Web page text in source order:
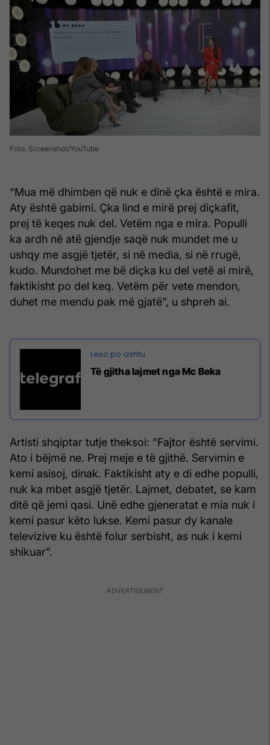
Foto: Screenshot/YouTube
“Mua më dhimben që nuk e dinë çka është e mira.
Aty është gabimi. Çka lind e mirë prej diçkafit,
prej të keqes nuk del. Vetëm nga e mira. Populli
ka ardh në atë gjendje saqë nuk mundet me u
ushqy me asgjë tjetër, si në media, si në rrugë,
kudo. Mundohet me bë diçka ku del vetë ai mirë,
faktikisht po del keq. Vetëm për vete mendon,
duhet me mendu pak më gjatë”, u shpreh ai.
Të gjitha lajmet nga Mc Beka
Artisti shqiptar tutje theksoi: “Fajtor është servimi.
Ato i bëjmë ne. Prej meje e të gjithë. Servimin e
kemi asisoj, dinak. Faktikisht aty e di edhe populli,
nuk ka mbet asgjë tjetër. Lajmet, debatet, se kam
ditë që jemi qasi. Unë edhe gjeneratat e mia nuk i
kemi pasur këto lukse. Kemi pasur dy kanale
televizive ku është folur serbisht, as nuk i kemi
shikuar”.